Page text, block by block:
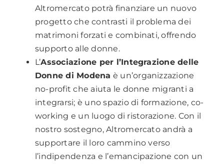
Altromercato potrà finanziare un nuovo
progetto che contrasti il problema dei
matrimoni forzati e combinati, offrendo
supporto alle donne.
L’Associazione per l’Integrazione delle
Donne di Modena è un’organizzazione
no-profit che aiuta le donne migranti a
integrarsi; è uno spazio di formazione, co-
working e un luogo di ristorazione. Con il
nostro sostegno, Altromercato andrà a
supportare il loro cammino verso
l’indipendenza e l’emancipazione con un